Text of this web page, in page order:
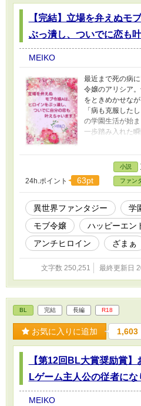
【完結】立場を弁えぬモ
ぶっ潰し、ついでに恋も
MEIKO
最近まで死の病
令嬢のアリシア
をときめかせな
「病も克服した
の学園生活が始
一歩踏み入れた
時、突然奇妙な
見目麗しい男性
ゲームの場面が
の記憶って、も
は、日本人の女
そして目の前で
見つめる美しい
る側の人間なの
も心も綺麗な方
け！？」おまけ
想していて、自
としたアリシア
巻きAとなり、断
せようと暗躍す
ロウ…赦すまじ
す。この作品の
恋愛以外には考
挑戦です。貴族
24h.ポイント 63pt
小説
ファン
異世界ファンタジー 学
モブ令嬢
ハッピーエン
アンチヒロイン
ざまぁ
文字数 250,251 最終更新日
BL 完結 長編 R18
お気に入りに追加 1,603
【第12回BL大賞奨励賞
Lゲーム主人公の従者にな
MEIKO